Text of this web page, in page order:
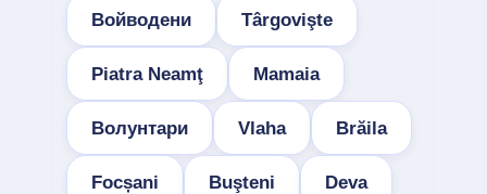
Войводени Târgovişte
Piatra Neamţ Mamaia
Волунтари Vlaha Brăila
Focșani Buşteni Deva